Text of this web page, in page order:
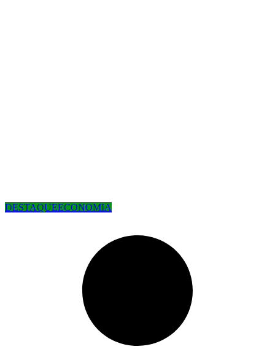
DESTAQUEECONOMIA